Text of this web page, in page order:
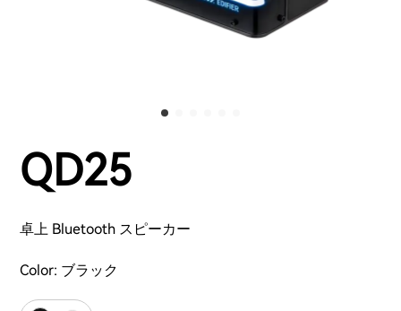
QD25
卓上 Bluetooth スピーカー
Color: ブラック